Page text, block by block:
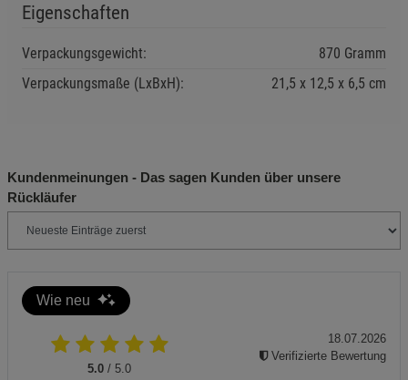
Entsorgung der Batterie gemäß den lokalen
Vorschriften. Verwenden Sie das Recycling-Symbol:
gemäß IP54 geschützt. Vermeiden Sie jedoch
vollständiges Eintauchen in Wasser.
Lesen Sie die Bedienungsanleitung sorgfältig vor der
ersten Verwendung.
Eigenschaften
Verpackungsgewicht:
870 Gramm
Verpackungsmaße (LxBxH):
21,5 12,5 6,5 cm
Kundenmeinungen - Das sagen Kunden über unsere
Rückläufer
Wie neu
5.0 / 5.0
18.07.2026
Verifizierte Bewertung